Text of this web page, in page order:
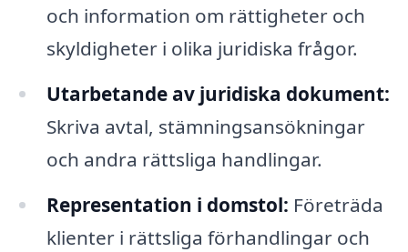
och information om rättigheter och
skyldigheter i olika juridiska frågor.
Utarbetande av juridiska dokument:
Skriva avtal, stämningsansökningar
och andra rättsliga handlingar.
Representation i domstol: Företräda
klienter i rättsliga förhandlingar och